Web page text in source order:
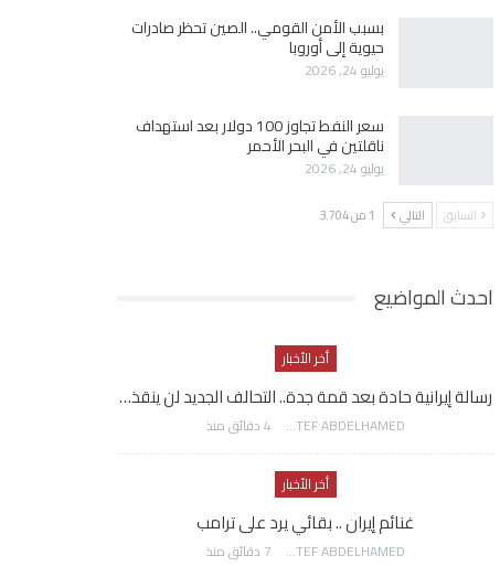
بسبب الأمن القومي.. الصين تحظر صادرات
حيوية إلى أوروبا
يوليو 24, 2026
سعر النفط تجاوز 100 دولار بعد استهداف
ناقلتين في البحر الأحمر
يوليو 24, 2026
السابق التالي 1 من 3٬704
احدث المواضيع
أخر الأخبار
رسالة إيرانية حادة بعد قمة جدة.. التحالف الجديد لن ينقذ…
AWATEF ABDELHAMED 4 دقائق منذ
أخر الأخبار
غنائم إيران .. بقائي يرد على ترامب
AWATEF ABDELHAMED 7 دقائق منذ